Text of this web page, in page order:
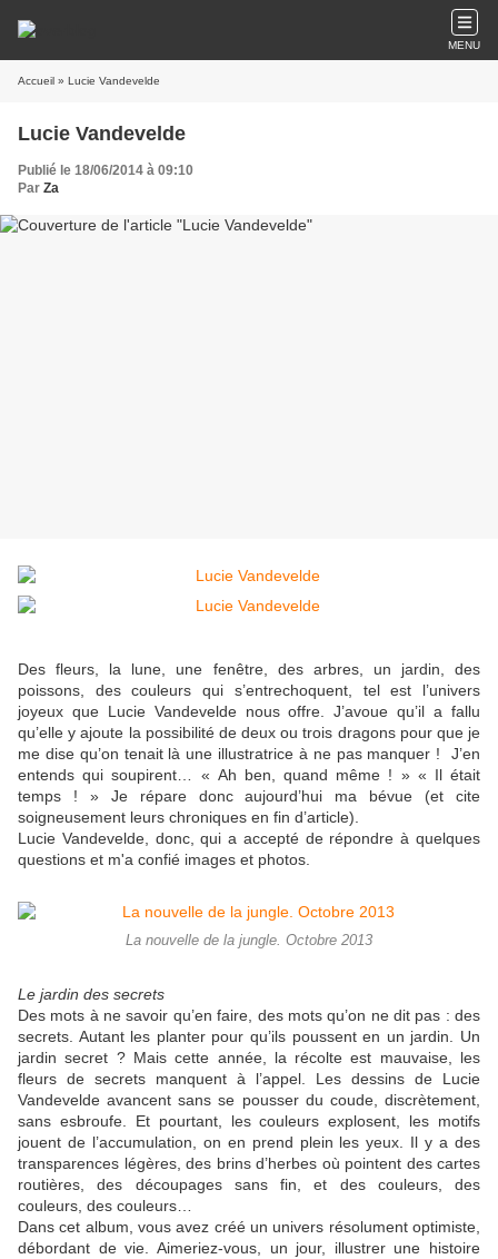
MENU
Accueil » Lucie Vandevelde
Lucie Vandevelde
Publié le 18/06/2014 à 09:10
Par Za
Des fleurs, la lune, une fenêtre, des arbres, un jardin, des
poissons, des couleurs qui s’entrechoquent, tel est l’univers
joyeux que Lucie Vandevelde nous offre. J’avoue qu’il a fallu
qu’elle y ajoute la possibilité de deux ou trois dragons pour que je
me dise qu’on tenait là une illustratrice à ne pas manquer ! J’en
entends qui soupirent… « Ah ben, quand même ! » « Il était
temps ! » Je répare donc aujourd’hui ma bévue (et cite
soigneusement leurs chroniques en fin d’article).
Lucie Vandevelde, donc, qui a accepté de répondre à quelques
questions et m'a confié images et photos.
La nouvelle de la jungle. Octobre 2013
Le jardin des secrets
Des mots à ne savoir qu’en faire, des mots qu’on ne dit pas : des
secrets. Autant les planter pour qu’ils poussent en un jardin. Un
jardin secret ? Mais cette année, la récolte est mauvaise, les
fleurs de secrets manquent à l’appel. Les dessins de Lucie
Vandevelde avancent sans se pousser du coude, discrètement,
sans esbroufe. Et pourtant, les couleurs explosent, les motifs
jouent de l’accumulation, on en prend plein les yeux. Il y a des
transparences légères, des brins d’herbes où pointent des cartes
routières, des découpages sans fin, et des couleurs, des
couleurs, des couleurs…
Dans cet album, vous avez créé un univers résolument optimiste,
débordant de vie. Aimeriez-vous, un jour, illustrer une histoire